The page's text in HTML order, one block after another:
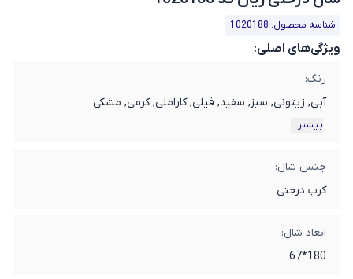
شناسه محصول: 1020188
ویژگی‌های اصلی:
رنگ:
آبی, زیتونی, سبز, سفید, فیلی, کاراملی, کرمی, مشکی
بیشتر...
جنس شال:
کرپ درختی
ابعاد شال:
180*67